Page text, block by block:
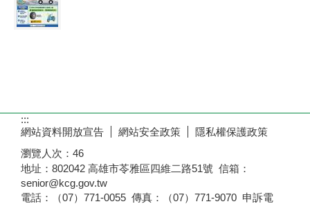
:::
網站資料開放宣告
網站安全政策
隱私權保護政策
瀏覽人次： 46
地址：802042 高雄市苓雅區四維二路51號 信箱：
senior@kcg.gov.tw
電話：（07）771-0055 傳真：（07）771-9070 申訴電